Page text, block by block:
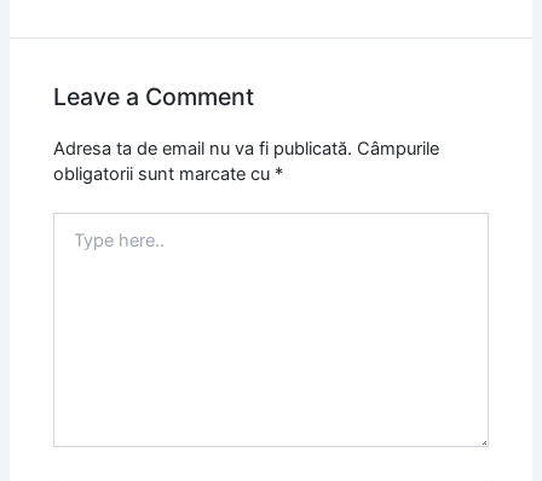
Leave a Comment
Adresa ta de email nu va fi publicată. Câmpurile
obligatorii sunt marcate cu *
here..